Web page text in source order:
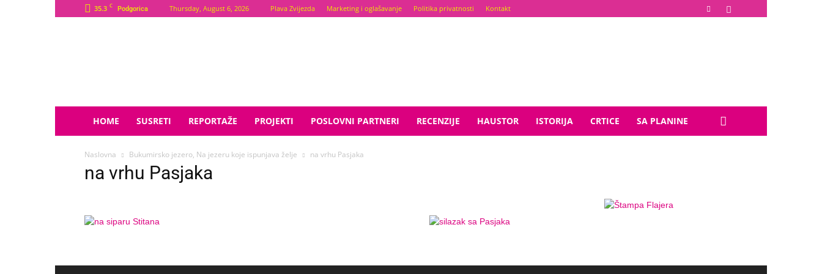
35.3 C Podgorica Thursday, August 6, 2026 Plava Zvijezda Marketing i oglašavanje Politika privatnosti Kontakt
HOME SUSRETI REPORTAŽE PROJEKTI POSLOVNI PARTNERI RECENZIJE HAUSTOR ISTORIJA CRTICE SA PLANINE
Naslovna Bukumirsko jezero, Na jezeru koje ispunjava želje na vrhu Pasjaka
na vrhu Pasjaka